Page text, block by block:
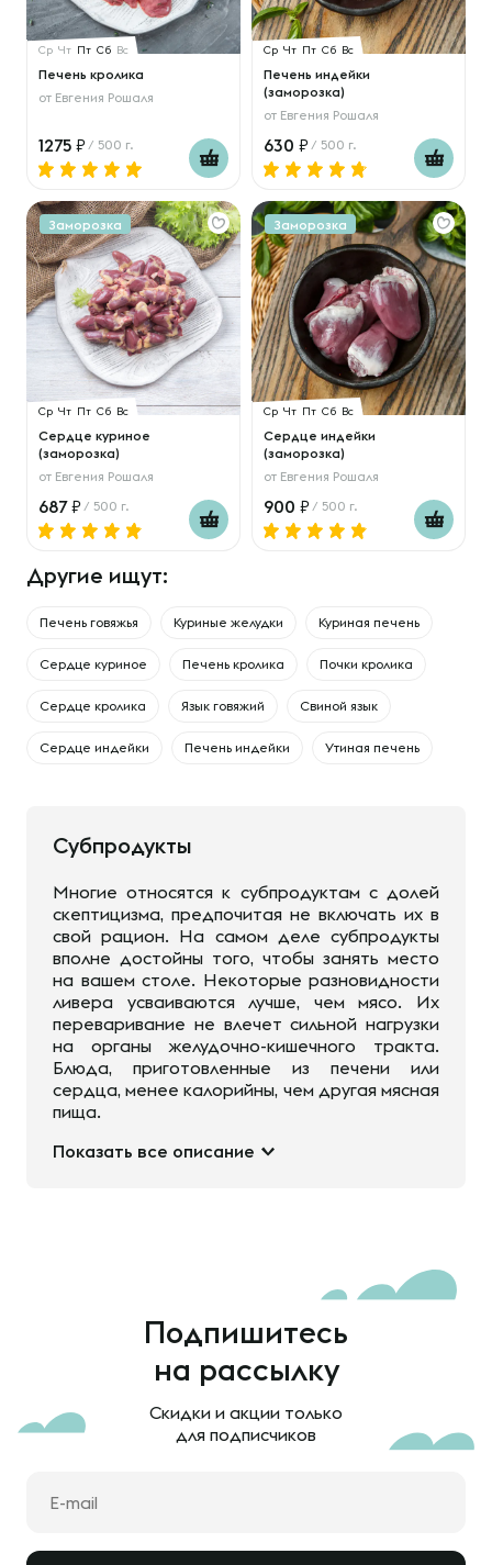
Ср Чт Пт Сб Вс
Печень кролика
от Евгения Рошаля
1275 / 500 г.
Ср Чт Пт Сб Вс
Печень индейки
(заморозка)
от Евгения Рошаля
630 / 500 г.
Заморозка
Ср Чт Пт Сб Вс
Сердце куриное
(заморозка)
от Евгения Рошаля
687 / 500 г.
Заморозка
Ср Чт Пт Сб Вс
Сердце индейки
(заморозка)
от Евгения Рошаля
900 / 500 г.
Другие ищут:
Печень говяжья Куриные желудки Куриная печень
Сердце куриное Печень кролика Почки кролика
Сердце кролика Язык говяжий Свиной язык
Сердце индейки Печень индейки Утиная печень
Субпродукты
Многие относятся к субпродуктам с долей
скептицизма, предпочитая не включать их в
свой рацион. На самом деле субпродукты
вполне достойны того, чтобы занять место
на вашем столе. Некоторые разновидности
ливера усваиваются лучше, чем мясо. Их
переваривание не влечет сильной нагрузки
на органы желудочно-кишечного тракта.
Блюда, приготовленные из печени или
сердца, менее калорийны, чем другая мясная
пища.
Показать все описание
Подпишитесь
на рассылку
Скидки и акции только
для подписчиков